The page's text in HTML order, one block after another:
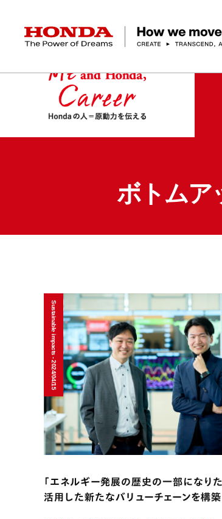
HONDA The Power of Dreams
企業情報 トップ
事業 トップ
テクノロジー/イノベーション トップ
サステナビリティ トップ
投資家情報 トップ
ニュースルーム
Discover Honda
ボトムア
Sustainable impacts - 2024/04/15
「エネルギー発展の歴史の一部になり
活用した新たなバリューチェーンを構築